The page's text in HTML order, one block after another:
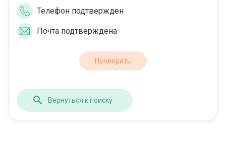
Телефон подтвержден
Почта подтверждена
Проверить
Вернуться к поиску